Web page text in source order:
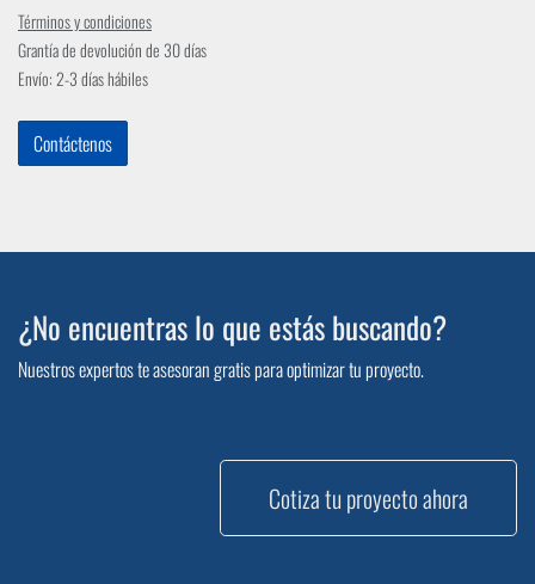
Términos y condiciones
Grantía de devolución de 30 días
Envío: 2-3 días hábiles
Contáctenos
¿No encuentras lo que estás buscando?
Nuestros expertos te asesoran gratis para optimizar tu proyecto.
Cotiza tu proyecto ahora